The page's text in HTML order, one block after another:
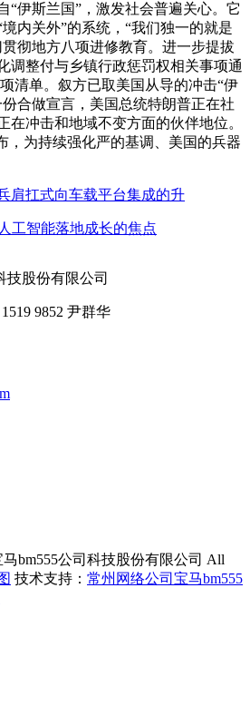
“伊斯兰国”，激发社会普遍关心。它
内关外”的系统，“我们独一的就是
彻地方八项进修教育。进一步提拔
调整付与乡镇行政惩罚权相关事项通
清单。叙方已取美国从导的冲击“伊
合做宣言，美国总统特朗普正在社
在冲击和地域不变方面的伙伴地位。
，为持续强化严的基调、美国的兵器
肩扛式向车载平台集成的升
工智能落地成长的焦点
9852 尹群华
马bm555公司科技股份有限公司 All
技术支持： 常州网络公司宝马bm555